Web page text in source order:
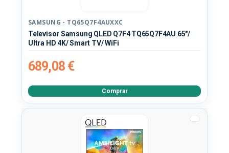
SAMSUNG - TQ65Q7F4AUXXC
Televisor Samsung QLED Q7F4 TQ65Q7F4AU 65"/
Ultra HD 4K/ Smart TV/ WiFi
689,08 €
Comprar